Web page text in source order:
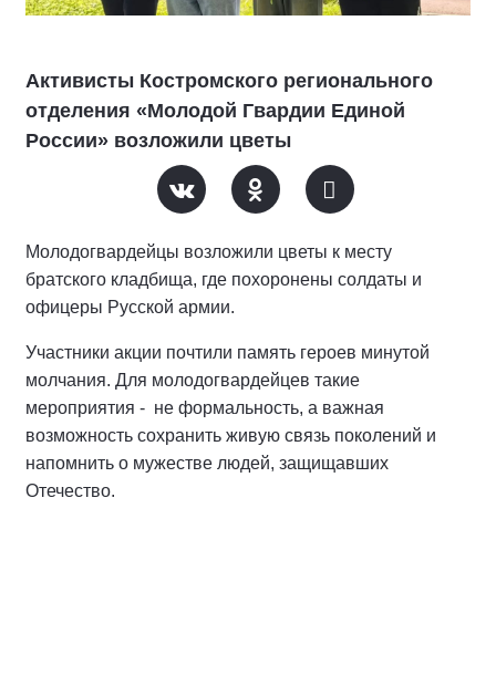
Активисты Костромского регионального
отделения «Молодой Гвардии Единой
России» возложили цветы
Молодогвардейцы возложили цветы к месту
братского кладбища, где похоронены солдаты и
офицеры Русской армии.
Участники акции почтили память героев минутой
молчания. Для молодогвардейцев такие
мероприятия - не формальность, а важная
возможность сохранить живую связь поколений и
напомнить о мужестве людей, защищавших
Отечество.